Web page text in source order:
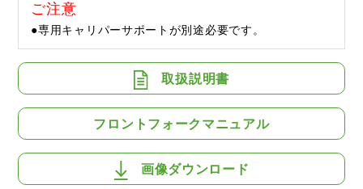
ご注意
●専用キャリパーサポートが別途必要です。
取扱説明書
フロントフォークマニュアル
画像ダウンロード